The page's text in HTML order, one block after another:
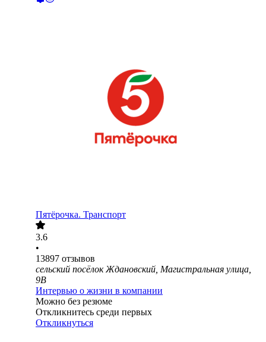
Пятёрочка. Транспорт
3.6
•
13897 отзывов
сельский посёлок Ждановский, Магистральная улица,
9В
Интервью о жизни в компании
Можно без резюме
Откликнитесь среди первых
Откликнуться